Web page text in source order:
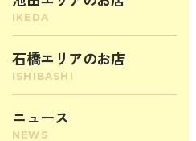
石橋エリアのお店
ニュース